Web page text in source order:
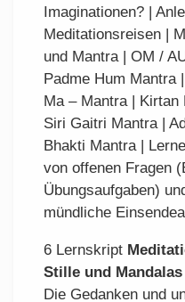
Imaginationen? |
Meditationsreisen |
und Mantra | OM /
Padme Hum Mantra
Ma – Mantra |
Siri Gaitri Mantra |
Bhakti Mantra |
von offenen Fragen
Übungsaufgaben)
mündliche
6 Lernskript
Stille und Mandalas
Die Gedanken und